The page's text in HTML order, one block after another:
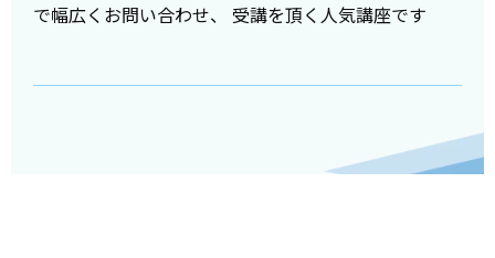
で幅広くお問い合わせ、 受講を頂く人気講座です